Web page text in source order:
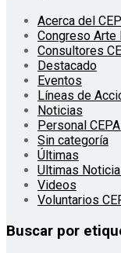
Acerca del
Congreso Arte
Consultores
Destacado
Eventos
Líneas de
Noticias
Personal
Sin categoría
Últimas
Ultimas
Videos
Voluntarios
Buscar por